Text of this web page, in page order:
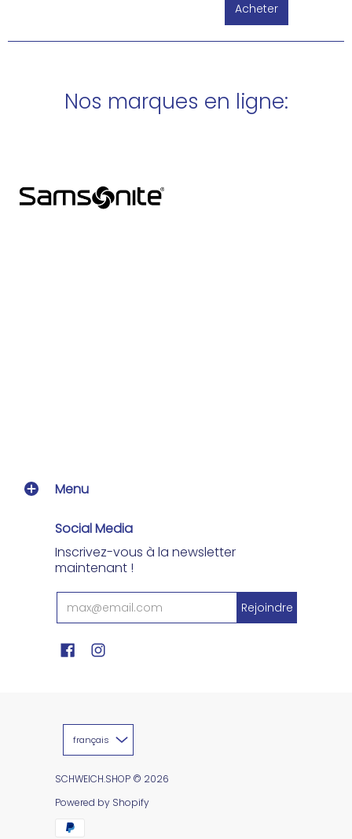
Acheter
Nos marques en ligne:
Menu
Social Media
Inscrivez-vous à la newsletter
maintenant !
français
SCHWEICH.SHOP © 2026
Powered by Shopify